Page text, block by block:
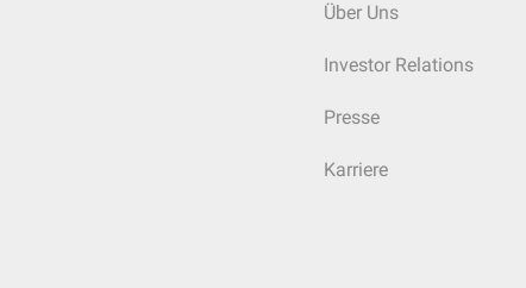
Über Uns
Investor Relations
Presse
Karriere